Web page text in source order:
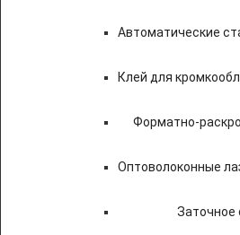
Автоматические
Клей для
Форматно-
Оптоволоконные
Заточное